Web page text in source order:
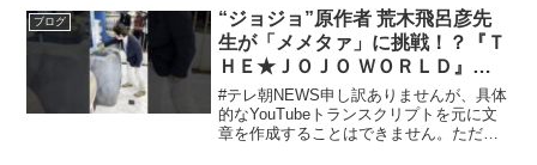
ブログ
“ジョジョ”原作者 荒木飛呂彦先
生が「メメタァ」に挑戦！？『Ｔ
ＨＥ★ＪＯＪＯ ＷＯＲＬＤ』オー
プニングセレモニー #shorts
#テレ朝NEWS申し訳ありませんが、具体
的なYouTubeトランスクリプトを元に文
章を作成することはできません。ただ